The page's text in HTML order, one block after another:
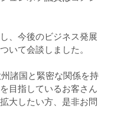
、今後のビジネス発展
いて会談しました。
諸国と緊密な関係を持
目指しているお客さん
大したい方、是非お問